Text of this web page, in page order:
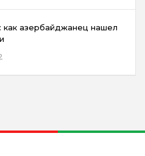
как азербайджанец нашел